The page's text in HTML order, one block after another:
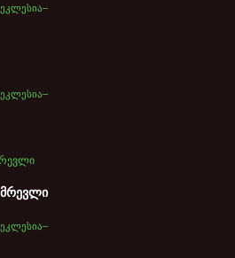
ეკლესია–
ეკლესია–
მრევლი
ეკლესია–